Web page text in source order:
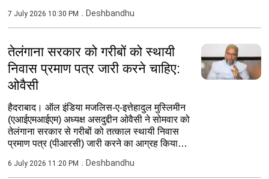
7 July 2026 10:30 PM Deshbandhu
तेलंगाना सरकार को गरीबों को स्थायी
निवास प्रमाण पत्र जारी करने चाहिए:
ओवैसी
हैदराबाद। ऑल इंडिया मजलिस-ए-इत्तेहादुल मुस्लिमीन
(एआईएमआईएम) अध्यक्ष असदुद्दीन ओवैसी ने सोमवार को
तेलंगाना सरकार से गरीबों को तत्काल स्थायी निवास
प्रमाण पत्र (पीआरसी) जारी करने का आग्रह किया।
6 July 2026 11:20 PM Deshbandhu